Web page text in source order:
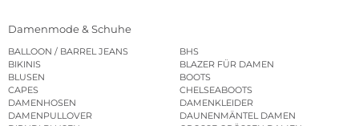
Damenmode & Schuhe
BALLOON / BARREL JEANS
BHS
BIKINIS
BLAZER FÜR DAMEN
BLUSEN
BOOTS
CAPES
CHELSEABOOTS
DAMENHOSEN
DAMENKLEIDER
DAMENPULLOVER
DAUNENMÄNTEL DAMEN